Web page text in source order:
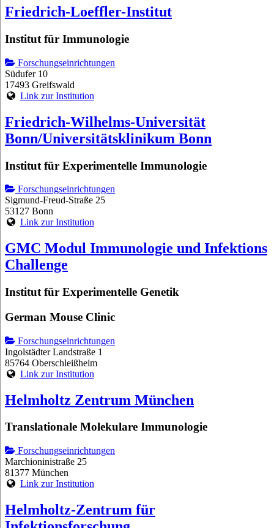
Friedrich-Loeffler-Institut
Institut für Immunologie
Forschungseinrichtungen
Südufer 10
17493 Greifswald
Link zur Institution
Friedrich-Wilhelms-Universität
Bonn/Universitätsklinikum Bonn
Institut für Experimentelle Immunologie
Forschungseinrichtungen
Sigmund-Freud-Straße 25
53127 Bonn
Link zur Institution
GMC Modul Immunologie und Infektions
Challenge
Institut für Experimentelle Genetik
German Mouse Clinic
Forschungseinrichtungen
Ingolstädter Landstraße 1
85764 Oberschleißheim
Link zur Institution
Helmholtz Zentrum München
Translationale Molekulare Immunologie
Forschungseinrichtungen
Marchioninistraße 25
81377 München
Link zur Institution
Helmholtz-Zentrum für